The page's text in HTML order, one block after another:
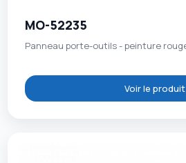
MO-52235
Panneau porte-outils - peinture
Voir le produit